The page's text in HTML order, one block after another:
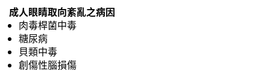
成人眼睛取向紊亂之病因
肉毒桿菌中毒
糖尿病
貝類中毒
創傷性腦損傷